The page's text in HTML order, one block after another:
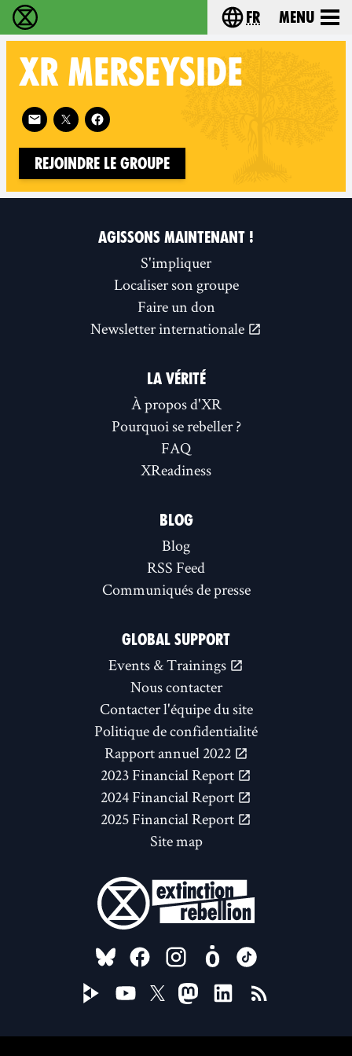
Extinction Rebellion - Home Choisissez votre
fr Menu
XR MERSEYSIDE
Follow XR Merseyside on
Rejoindre le groupe
AGISSONS MAINTENANT !
S'impliquer
Localiser son groupe
Faire un don
Newsletter internationale
LA VÉRITÉ
À propos d'XR
Pourquoi se rebeller ?
FAQ
XReadiness
BLOG
Blog
RSS Feed
Communiqués de presse
GLOBAL SUPPORT
Events & Trainings
Nous contacter
Contacter l'équipe du site
Politique de confidentialité
Rapport annuel 2022
2023 Financial Report
2024 Financial Report
2025 Financial Report
Site map
FOLLOW US ON